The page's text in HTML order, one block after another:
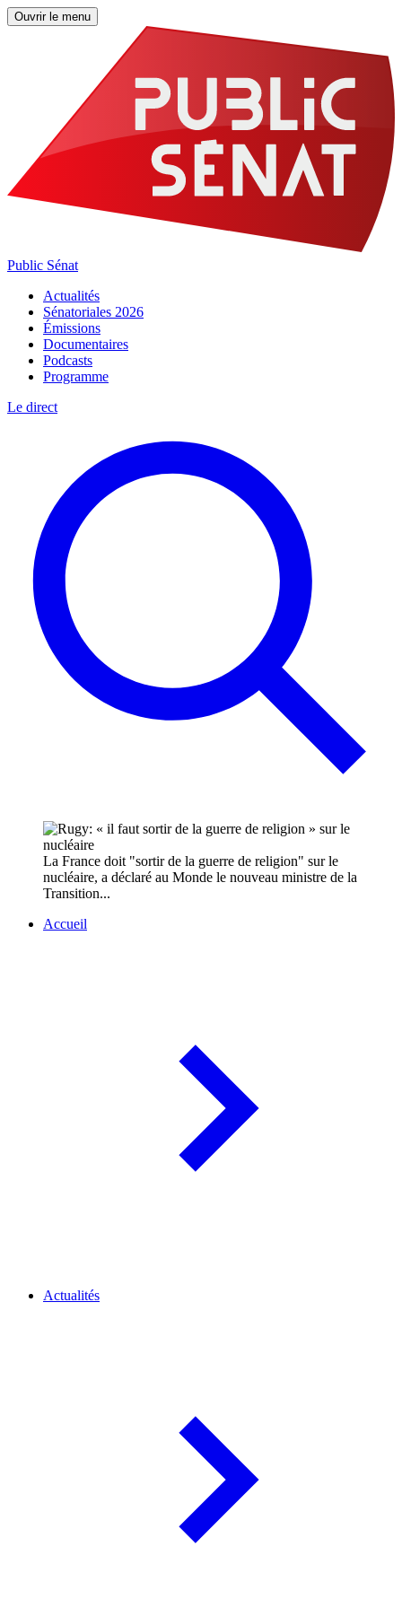
Ouvrir le menu
Public Sénat
Actualités
Sénatoriales 2026
Émissions
Documentaires
Podcasts
Programme
Le direct
La France doit "sortir de la guerre de religion" sur le
nucléaire, a déclaré au Monde le nouveau ministre de la
Transition...
Accueil
Actualités